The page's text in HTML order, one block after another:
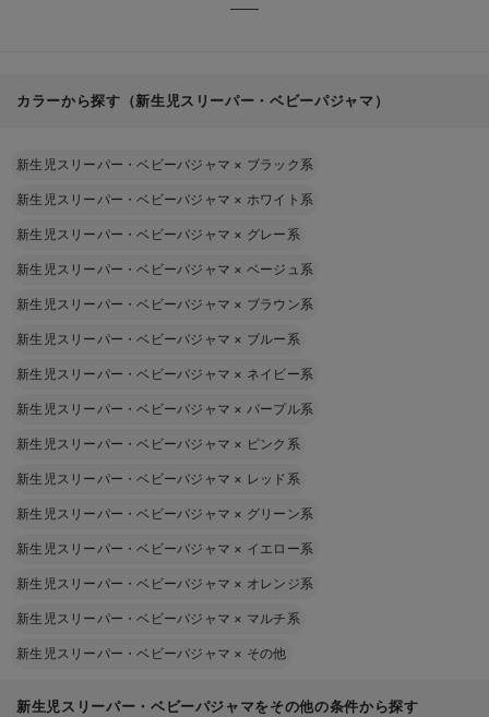
カラーから探す（新生児スリーパー・ベビーパジャマ）
新生児スリーパー・ベビーパジャマ × ブラック系
新生児スリーパー・ベビーパジャマ × ホワイト系
新生児スリーパー・ベビーパジャマ × グレー系
新生児スリーパー・ベビーパジャマ × ベージュ系
新生児スリーパー・ベビーパジャマ × ブラウン系
新生児スリーパー・ベビーパジャマ × ブルー系
新生児スリーパー・ベビーパジャマ × ネイビー系
新生児スリーパー・ベビーパジャマ × パープル系
新生児スリーパー・ベビーパジャマ × ピンク系
新生児スリーパー・ベビーパジャマ × レッド系
新生児スリーパー・ベビーパジャマ × グリーン系
新生児スリーパー・ベビーパジャマ × イエロー系
新生児スリーパー・ベビーパジャマ × オレンジ系
新生児スリーパー・ベビーパジャマ × マルチ系
新生児スリーパー・ベビーパジャマ × その他
新生児スリーパー・ベビーパジャマをその他の条件から探す